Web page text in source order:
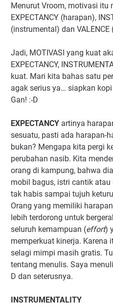
Menurut Vroom, motivasi itu
EXPECTANCY (harapan),
(instrumental) dan VALENCE
Jadi, MOTIVASI yang kuat
EXPECTANCY,
kuat. Mari kita bahas satu
agak serius ya… siapkan
Gan! :-D
EXPECTANCY artinya
sesuatu, pasti ada harapan-
bukan? Mengapa kita pergi
perubahan nasib. Kita
orang di kampung, bahwa
mobil bagus, istri cantik
tak habis sampai tujuh
Orang yang memiliki
lebih terdorong untuk
seluruh kemampuan (effort)
memperkuat kinerja. Karena
selagi mimpi masih gratis.
tentang menulis. Saya
D dan seterusnya.
INSTRUMENTALITY